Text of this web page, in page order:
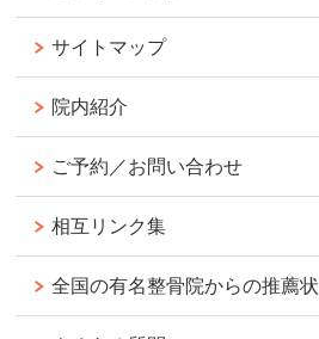
サイトマップ
院内紹介
ご予約／お問い合わせ
相互リンク集
全国の有名整骨院からの推薦状